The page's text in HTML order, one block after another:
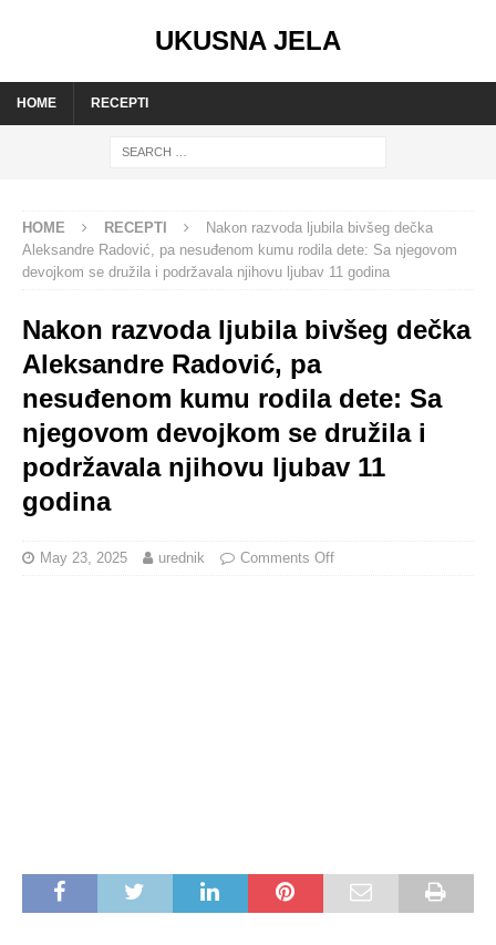
UKUSNA JELA
HOME RECEPTI
HOME RECEPTI
Nakon razvoda ljubila bivšeg dečka
Aleksandre Radović, pa nesuđenom kumu rodila dete: Sa njegovom
devojkom se družila i podržavala njihovu ljubav 11 godina
Nakon razvoda ljubila bivšeg dečka
Aleksandre Radović, pa
nesuđenom kumu rodila dete: Sa
njegovom devojkom se družila i
podržavala njihovu ljubav 11
godina
May 23, 2025 urednik Comments Off